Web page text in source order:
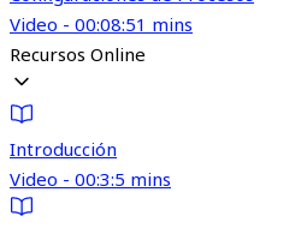
Video - 00:08:51 mins
Recursos Online
Introducción
Video - 00:3:5 mins